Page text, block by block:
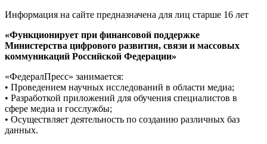
Информация на сайте предназначена для лиц старше 16 лет
«Функционирует при финансовой поддержке
Министерства цифрового развития, связи и массовых
коммуникаций Российской Федерации»
«ФедералПресс» занимается:
• Проведением научных исследований в области медиа;
• Разработкой приложений для обучения специалистов в
сфере медиа и госслужбы;
• Осуществляет деятельность по созданию различных баз
данных.